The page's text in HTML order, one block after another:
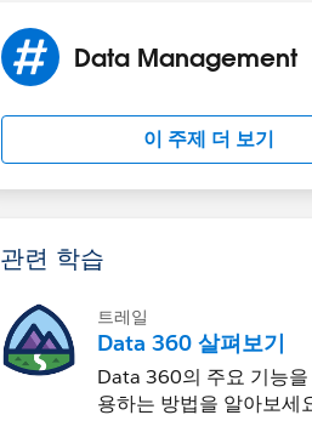
Data Management
이 주제 더 보기
관련 학습
트레일
Data 360 살펴보기
Data 360의 주요 기능
용하는 방법을 알아보세